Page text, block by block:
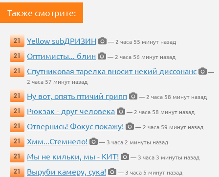
Также смотрите:
21 Yellow subДРИЗИН
— 2 часа 55 минут назад
21
Оптимисты... блин
— 2 часа 56 минут назад
21
Спутниковая тарелка вносит некий диссонанс
—
2 часа 57 минут назад
21
Ну вот, опять птичий грипп
— 2 часа 58 минут назад
21
Рюкзак - друг человека
— 2 часа 58 минут назад
21
Отвернись! Фокус покажу!
— 2 часа 59 минут назад
21
Хмм...Стемнело!
— 3 часа 2 минуты назад
21
Мы не кильки, мы - КИТ!
— 3 часа 3 минуты назад
21
Выруби камеру, сука!
— 3 часа 5 минут назад